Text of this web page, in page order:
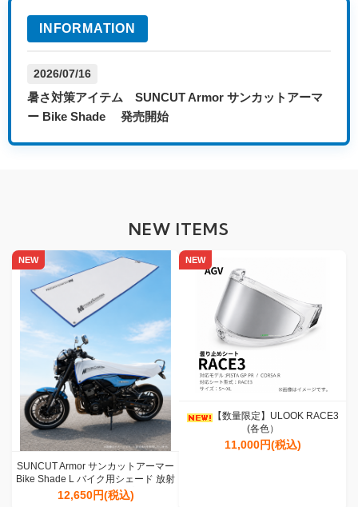
INFORMATION
2026/07/29
ライダー水野涼オフィシャルグッズ 販売開始
2026/07/16
暑さ対策アイテム SUNCUT Armor サンカットアーマ
ー Bike Shade 発売開始
2026/05/07
ULOOK CWR-1にミラーカラー登場！
2026/02/05
くもり止めシートULOOK 調光EVO2新発売
2026/01/09
新型バックブザー発売 【新保安基準 UN R165対応】義
務化された新基準をクリア
2025/11/17
【youtubeショート更新】 いまから対策！編〈バイク専
用ドライブレコーダーEDRseries〉
2025/11/13
【youtubeショート更新】 WEB限定 ULOOKパープル×
グリーン‗くもり止めシート
NEW ITEMS
NEW
SUNCUT Armor サンカットアーマー
Bike Shade L バイク用シェード 放射
冷却素材 日よけ 暑さ対策
12,650円(税込)
NEW
【数量限定】ULOOK RACE3
(各色）
11,000円(税込)